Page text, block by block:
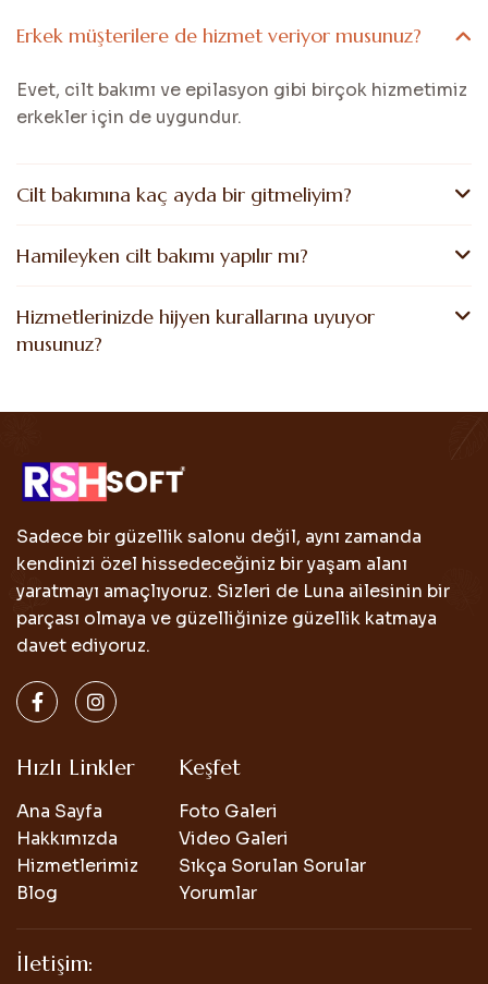
Erkek müşterilere de hizmet veriyor musunuz?
Evet, cilt bakımı ve epilasyon gibi birçok hizmetimiz
erkekler için de uygundur.
Cilt bakımına kaç ayda bir gitmeliyim?
Hamileyken cilt bakımı yapılır mı?
Hizmetlerinizde hijyen kurallarına uyuyor
musunuz?
Sadece bir güzellik salonu değil, aynı zamanda
kendinizi özel hissedeceğiniz bir yaşam alanı
yaratmayı amaçlıyoruz. Sizleri de Luna ailesinin bir
parçası olmaya ve güzelliğinize güzellik katmaya
davet ediyoruz.
Hızlı Linkler
Ana Sayfa
Hakkımızda
Hizmetlerimiz
Blog
Keşfet
Foto Galeri
Video Galeri
Sıkça Sorulan Sorular
Yorumlar
İletişim: